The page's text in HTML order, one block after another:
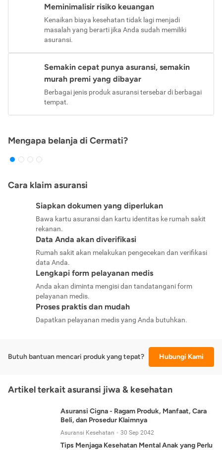
Meminimalisir risiko keuangan
Kenaikan biaya kesehatan tidak lagi menjadi
masalah yang berarti jika Anda sudah memiliki
asuransi.
Semakin cepat punya asuransi, semakin
murah premi yang dibayar
Berbagai jenis produk asuransi tersebar di berbagai
tempat.
Mengapa belanja di Cermati?
Cara klaim asuransi
Siapkan dokumen yang diperlukan
Bawa kartu asuransi dan kartu identitas ke rumah sakit
rekanan.
Data Anda akan diverifikasi
Rumah sakit akan melakukan pengecekan dan verifikasi
data Anda.
Lengkapi form pelayanan medis
Anda akan diminta mengisi dan tandatangani form
pelayanan medis.
Proses praktis dan mudah
Dapatkan pelayanan medis yang Anda butuhkan.
Butuh bantuan mencari produk yang tepat? Hubungi Kami
Artikel terkait asuransi jiwa & kesehatan
Asuransi Cigna - Ragam Produk, Manfaat, Cara
Beli, dan Prosedur Klaimnya
Asuransi Kesehatan 30 Sep 2042
Tips Menjaga Kesehatan Mental Anak yang Perlu